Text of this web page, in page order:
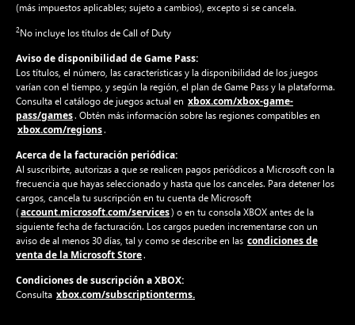
(más impuestos aplicables; sujeto a cambios), excepto si se cancela.
2No incluye los títulos de Call of Duty
Aviso de disponibilidad de Game Pass:
Los títulos, el número, las características y la disponibilidad de los juegos
varían con el tiempo, y según la región, el plan de Game Pass y la plataforma.
Consulta el catálogo de juegos actual en xbox.com/xbox-game-
pass/games. Obtén más información sobre las regiones compatibles en
xbox.com/regions.
Acerca de la facturación periódica:
Al suscribirte, autorizas a que se realicen pagos periódicos a Microsoft con la
frecuencia que hayas seleccionado y hasta que los canceles. Para detener los
cargos, cancela tu suscripción en tu cuenta de Microsoft
(account.microsoft.com/services) o en tu consola XBOX antes de la
siguiente fecha de facturación. Los cargos pueden incrementarse con un
aviso de al menos 30 días, tal y como se describe en las condiciones de
venta de la Microsoft Store.
Condiciones de suscripción a XBOX:
Consulta xbox.com/subscriptionterms.